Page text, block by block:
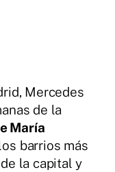
Mercedes
de la
María
barrios más
la capital y